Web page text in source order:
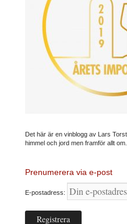
Det här är en vinblogg av Lars
himmel och jord men framför allt
Prenumerera via e-post
E-postadress: